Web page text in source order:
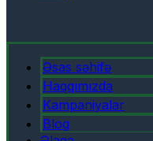
Əsas səhifə
Haqqımızda
Kampaniyalar
Blog